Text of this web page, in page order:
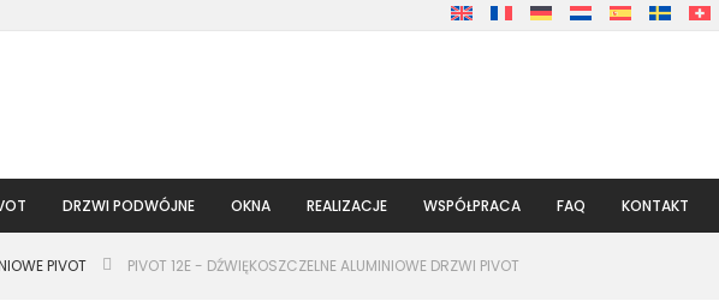
DRZWI PODWÓJNE OKNA REALIZACJE WSPÓŁPRACA FAQ KONTAKT
PIVOT PIVOT 12E - DŹWIĘKOSZCZELNE ALUMINIOWE DRZWI PIVOT